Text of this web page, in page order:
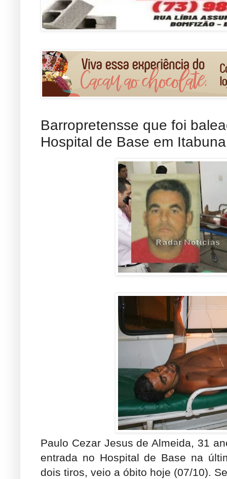
Barropretensse que foi
Hospital de Base em Itabuna
Paulo Cezar Jesus de Almeida, 31
entrada no Hospital de Base na
dois tiros, veio a óbito hoje (07/10).